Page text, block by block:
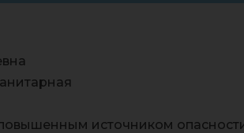
источником